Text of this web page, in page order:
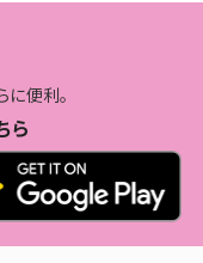
便利。
ら